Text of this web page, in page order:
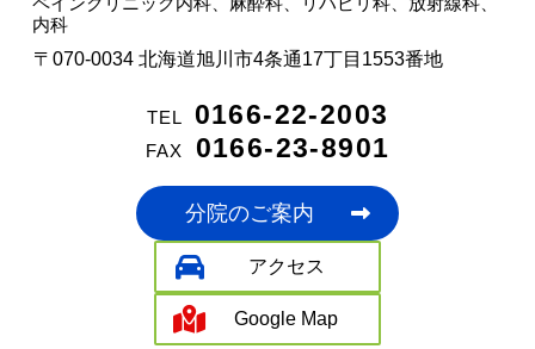
内科
〒070-0034 北海道旭川市4条通17丁目1553番地
TEL 0166-22-2003
FAX 0166-23-8901
分院のご案内
アクセス
Google Map